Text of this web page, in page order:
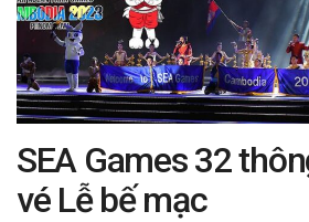
SEA Games 32
vé Lễ bế mạc